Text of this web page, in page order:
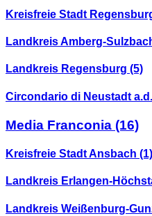
Kreisfreie Stadt
Landkreis Amberg-
Landkreis Regensburg (5)
Circondario di Neustadt
Media Franconia (16)
Kreisfreie Stadt Ansbach (1)
Landkreis Erlangen-
Landkreis Weißenburg-